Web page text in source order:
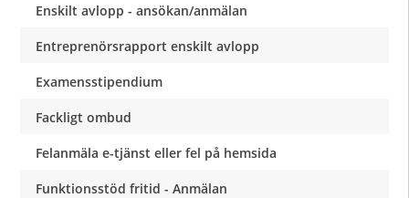
Enskilt avlopp - ansökan/anmälan
Entreprenörsrapport enskilt avlopp
Examensstipendium
Fackligt ombud
Felanmäla e-tjänst eller fel på hemsida
Funktionsstöd fritid - Anmälan